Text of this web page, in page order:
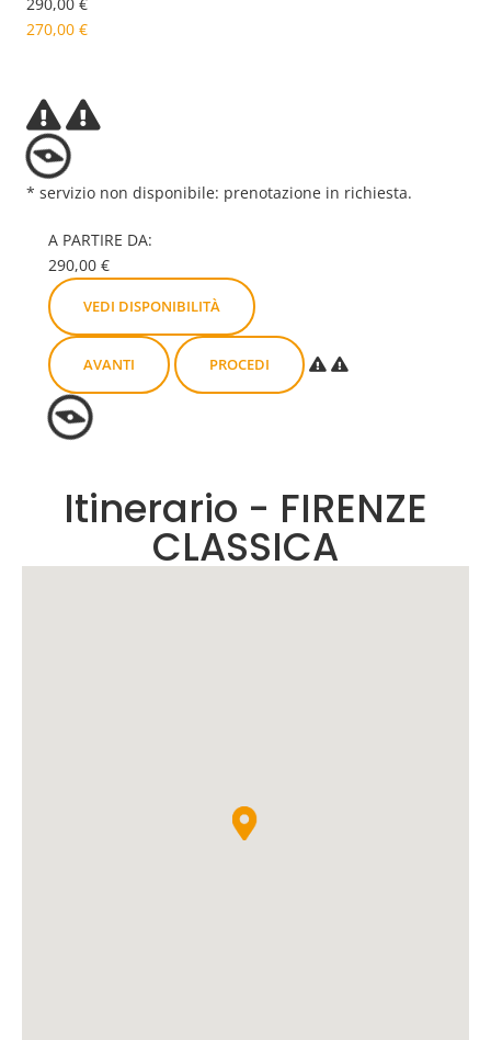
270,00 €
* servizio non disponibile: prenotazione in richiesta.
A PARTIRE DA:
290,00 €
VEDI DISPONIBILITÀ
AVANTI PROCEDI
Itinerario - FIRENZE
CLASSICA